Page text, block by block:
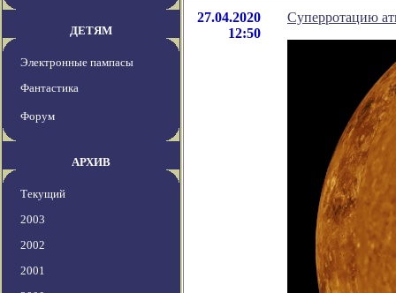
ДЕТЯМ
Электронные пампасы
Фантастика
Форум
АРХИВ
Текущий
2003
2002
2001
27.04.2020
12:50
Суперротацию